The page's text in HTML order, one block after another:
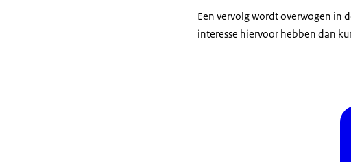
Een vervolg wordt overwogen in
interesse hiervoor hebben dan